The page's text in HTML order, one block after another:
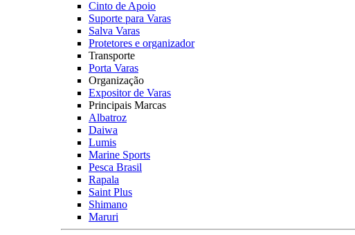
Cinto de Apoio
Suporte para Varas
Salva Varas
Protetores e organizador
Transporte
Porta Varas
Organização
Expositor de Varas
Principais Marcas
Albatroz
Daiwa
Lumis
Marine Sports
Pesca Brasil
Rapala
Saint Plus
Shimano
Maruri